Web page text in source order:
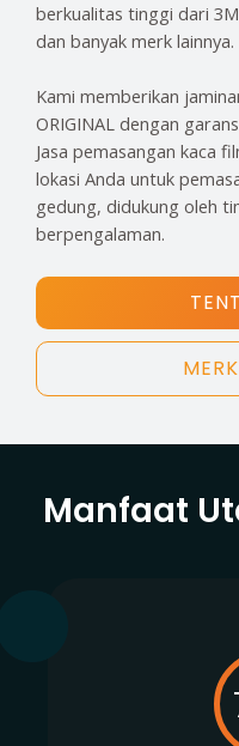
berkualitas tinggi dari
dan banyak merk lainnya.
Kami memberikan
ORIGINAL dengan
Jasa pemasangan kaca
lokasi Anda untuk
gedung, didukung oleh
berpengalaman.
Manfaat